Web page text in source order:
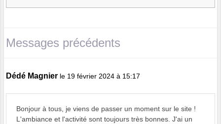
Messages précédents
Dédé Magnier le 19 février 2024 à 15:17
Bonjour à tous, je viens de passer un moment sur le site !
L'ambiance et l'activité sont toujours très bonnes. J'ai un